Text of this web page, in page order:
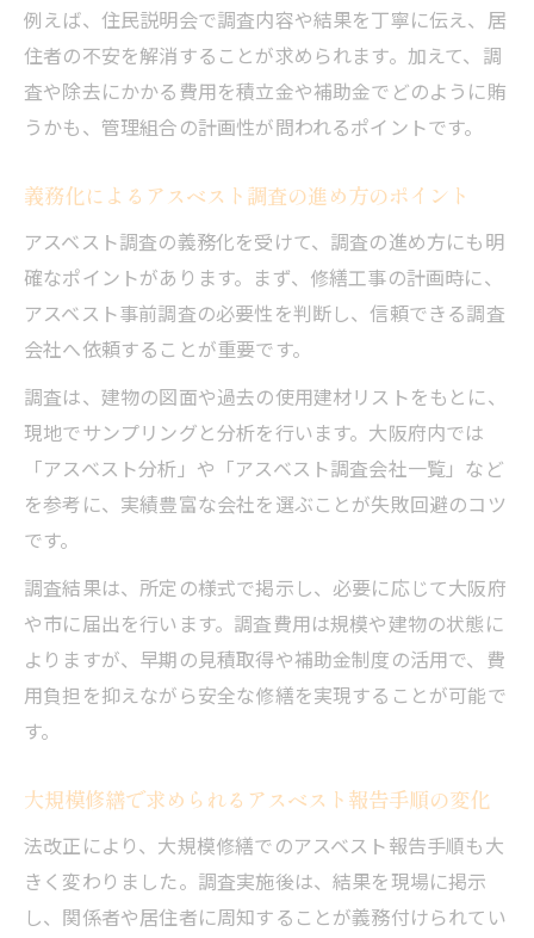
例えば、住民説明会で調査内容や結果を丁寧に伝え、居
住者の不安を解消することが求められます。加えて、調
査や除去にかかる費用を積立金や補助金でどのように賄
うかも、管理組合の計画性が問われるポイントです。
義務化によるアスベスト調査の進め方のポイント
アスベスト調査の義務化を受けて、調査の進め方にも明
確なポイントがあります。まず、修繕工事の計画時に、
アスベスト事前調査の必要性を判断し、信頼できる調査
会社へ依頼することが重要です。
調査は、建物の図面や過去の使用建材リストをもとに、
現地でサンプリングと分析を行います。大阪府内では
「アスベスト分析」や「アスベスト調査会社一覧」など
を参考に、実績豊富な会社を選ぶことが失敗回避のコツ
です。
調査結果は、所定の様式で掲示し、必要に応じて大阪府
や市に届出を行います。調査費用は規模や建物の状態に
よりますが、早期の見積取得や補助金制度の活用で、費
用負担を抑えながら安全な修繕を実現することが可能で
す。
大規模修繕で求められるアスベスト報告手順の変化
法改正により、大規模修繕でのアスベスト報告手順も大
きく変わりました。調査実施後は、結果を現場に掲示
し、関係者や居住者に周知することが義務付けられてい